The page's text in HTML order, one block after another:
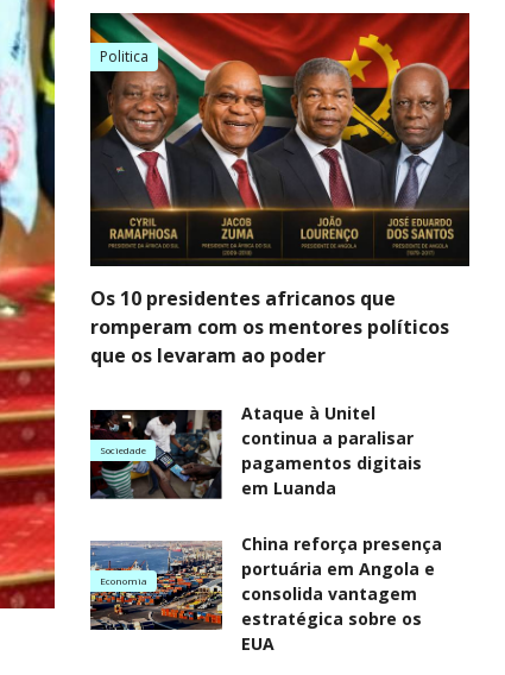
Politica
Os 10 presidentes africanos que
romperam com os mentores políticos
que os levaram ao poder
Sociedade
Ataque à Unitel
continua a paralisar
pagamentos digitais
em Luanda
Economia
China reforça presença
portuária em Angola e
consolida vantagem
estratégica sobre os
EUA